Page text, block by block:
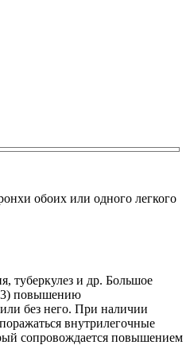
обоих или одного легкого
туберкулез и др. Большое
3) повышению
без него. При наличии
внутрилегочные
сопровождается повышением